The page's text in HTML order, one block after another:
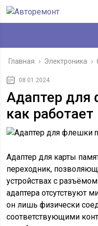
Главная › Электроника ›
08.01.2024
Адаптер для
как работает
Адаптер для карты
переходник,
устройствах с
адаптера отсутствуют
он лишь физически
соответствующими